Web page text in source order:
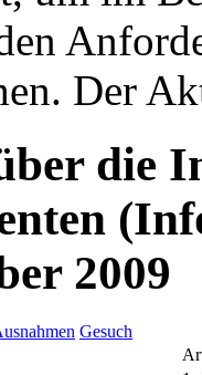
Der
die
2009
Gesuch